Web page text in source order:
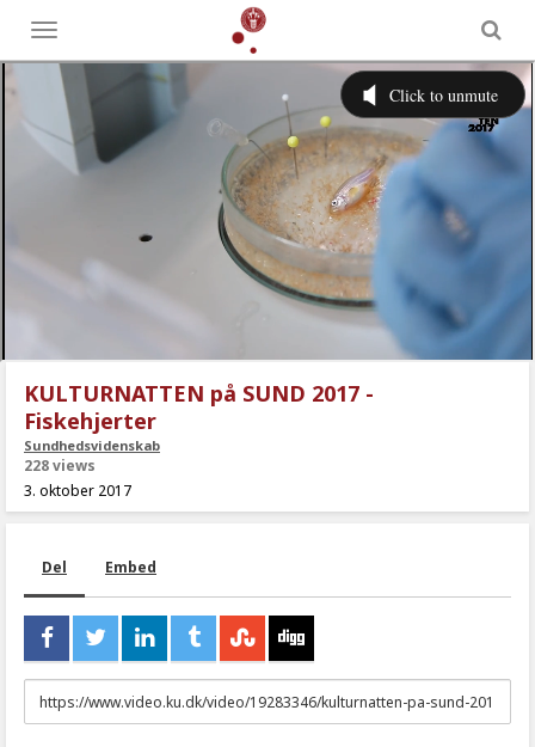
Toggle
menu
KULTURNATTEN på SUND 2017 -
Fiskehjerter
Sundhedsvidenskab
228 views
3. oktober 2017
Del Embed
URL
to